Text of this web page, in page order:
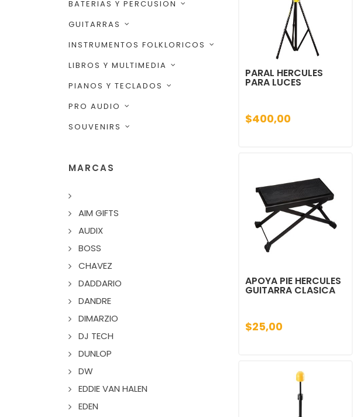
BATERIAS Y PERCUSION
GUITARRAS
INSTRUMENTOS FOLKLORICOS
LIBROS Y MULTIMEDIA
PIANOS Y TECLADOS
PRO AUDIO
SOUVENIRS
MARCAS
AIM GIFTS
AUDIX
BOSS
CHAVEZ
DADDARIO
DANDRE
DIMARZIO
DJ TECH
DUNLOP
DW
EDDIE VAN HALEN
EDEN
PARAL HERCULES
PARA LUCES
$400,00
APOYA PIE HERCULES
GUITARRA CLASICA
$25,00